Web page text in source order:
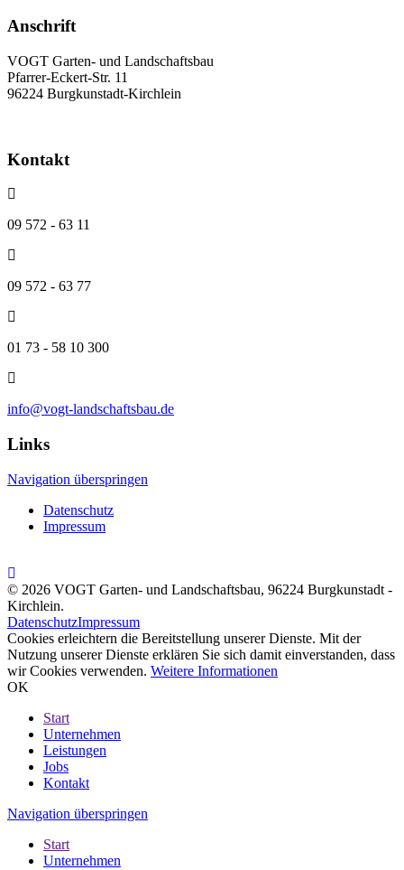
Anschrift
VOGT Garten- und Landschaftsbau
Pfarrer-Eckert-Str. 11
96224 Burgkunstadt-Kirchlein
Kontakt
09 572 - 63 11
09 572 - 63 77
01 73 - 58 10 300
info@vogt-landschaftsbau.de
Links
Navigation überspringen
Datenschutz
Impressum
© 2026 VOGT Garten- und Landschaftsbau, 96224 Burgkunstadt -
Kirchlein.
DatenschutzImpressum
Cookies erleichtern die Bereitstellung unserer Dienste. Mit der
Nutzung unserer Dienste erklären Sie sich damit einverstanden, dass
wir Cookies verwenden. Weitere Informationen
OK
Start
Unternehmen
Leistungen
Jobs
Kontakt
Navigation überspringen
Start
Unternehmen